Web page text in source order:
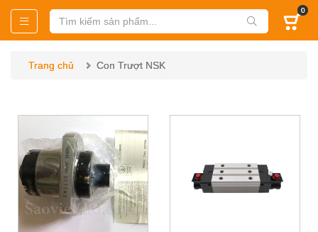
0
Trang chủ Con Trượt NSK